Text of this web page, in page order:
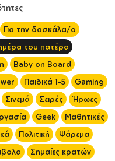
Για την δασκάλα/ο
του πατέρα
Baby on Board
Παιδικά 1-5
Gaming
Σινεμά Σειρές
Ήρωες
Geek
Μαθητικές
Πολιτική
Ψάρεμα
Σημαίες κρατών